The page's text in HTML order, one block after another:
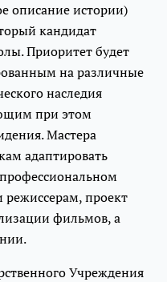
описание истории)
кандидат
Приоритет будет
на различные
наследия
при этом
Мастера
адаптировать
проект
фильмов, а
Учреждения